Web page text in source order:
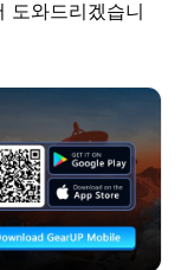
도와드리겠습니